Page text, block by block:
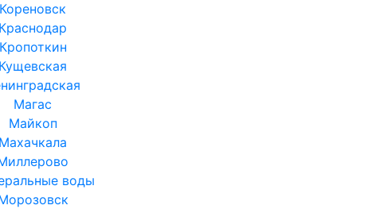
Кореновск
Краснодар
Кропоткин
Кущевская
Магас
Майкоп
Махачкала
воды